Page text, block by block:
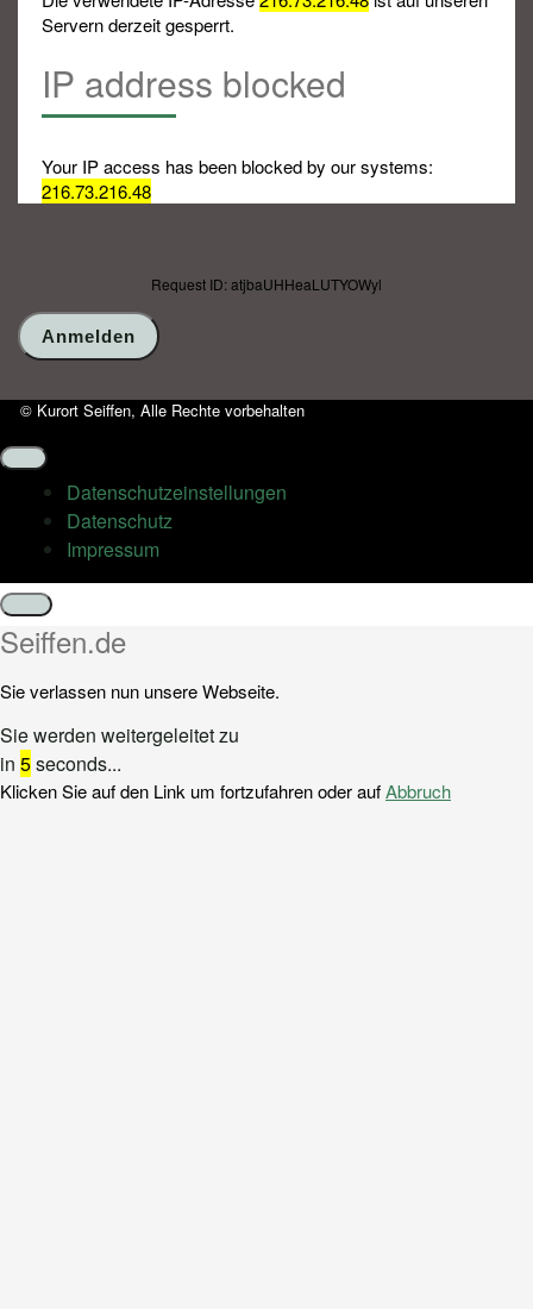
Servern derzeit gesperrt.
IP address blocked
Your IP access has been blocked by our systems:
216.73.216.48
Request ID: atjbaUHHeaLUTYOWyl
© Kurort Seiffen, Alle Rechte vorbehalten
Datenschutz­einstellungen
Datenschutz
Impressum
Schließen
Seiffen.de
Sie verlassen nun unsere Webseite.
Sie werden weitergeleitet zu
in 5seconds...
Klicken Sie auf den Link um fortzufahren oder aufAbbruch